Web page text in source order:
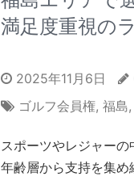
満足度重視の
2025年11月6日
ゴルフ会員権, 福島,
スポーツやレジャー
年齢層から支持を集め